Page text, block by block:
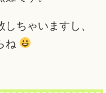
ちゃいますし、
ね